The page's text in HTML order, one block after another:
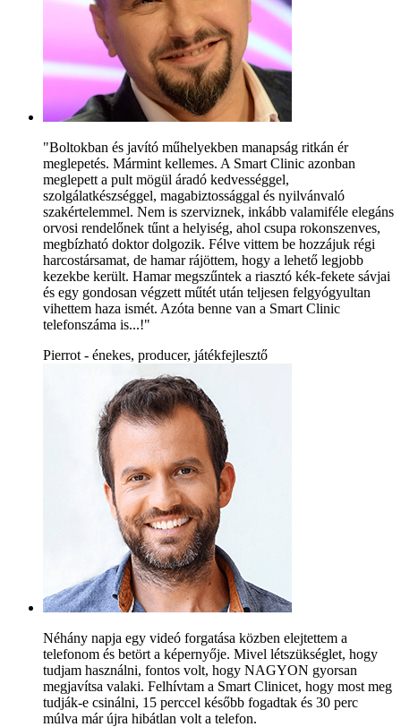
"Boltokban és javító műhelyekben manapság ritkán ér
meglepetés. Mármint kellemes. A Smart Clinic azonban
meglepett a pult mögül áradó kedvességgel,
szolgálatkészséggel, magabiztossággal és nyilvánvaló
szakértelemmel. Nem is szerviznek, inkább valamiféle elegáns
orvosi rendelőnek tűnt a helyiség, ahol csupa rokonszenves,
megbízható doktor dolgozik. Félve vittem be hozzájuk régi
harcostársamat, de hamar rájöttem, hogy a lehető legjobb
kezekbe került. Hamar megszűntek a riasztó kék-fekete sávjai
és egy gondosan végzett műtét után teljesen felgyógyultan
vihettem haza ismét. Azóta benne van a Smart Clinic
telefonszáma is...!"
Pierrot - énekes, producer, játékfejlesztő
Néhány napja egy videó forgatása közben elejtettem a
telefonom és betört a képernyője. Mivel létszükséglet, hogy
tudjam használni, fontos volt, hogy NAGYON gyorsan
megjavítsa valaki. Felhívtam a Smart Clinicet, hogy most meg
tudják-e csinálni, 15 perccel később fogadtak és 30 perc
múlva már újra hibátlan volt a telefon.